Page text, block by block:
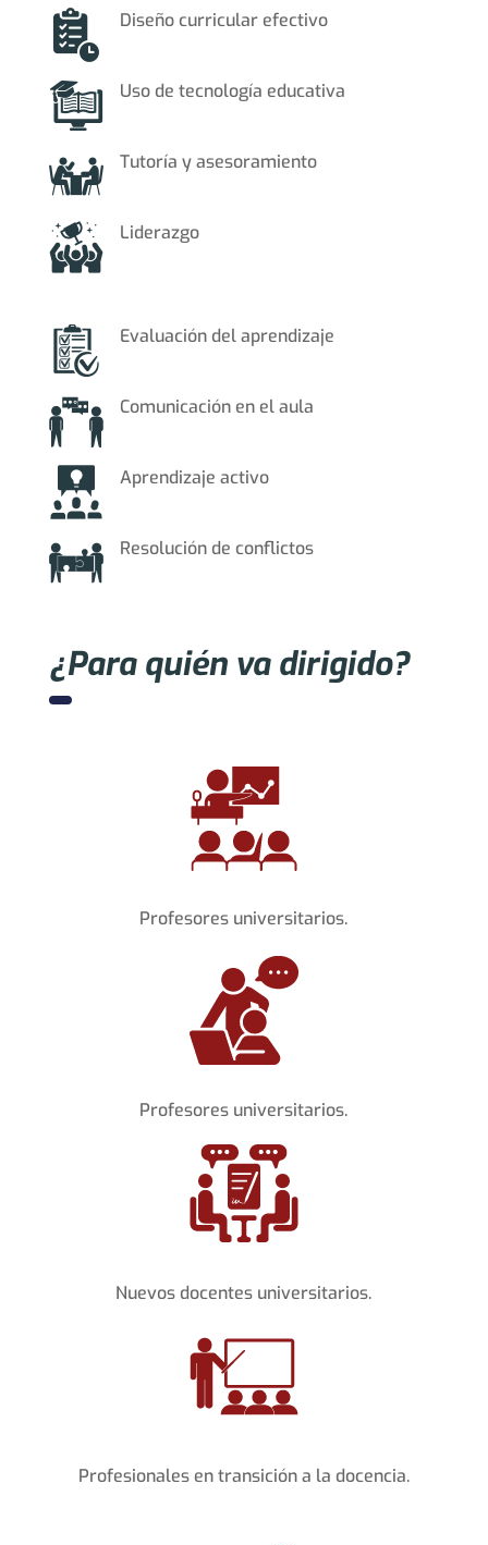
Diseño curricular efectivo
Uso de tecnología educativa
Tutoría y asesoramiento
Liderazgo
Evaluación del aprendizaje
Comunicación en el aula
Aprendizaje activo
Resolución de conflictos
¿Para quién va dirigido?
Profesores universitarios.
Profesores universitarios.
Nuevos docentes universitarios.
Profesionales en transición a la docencia.